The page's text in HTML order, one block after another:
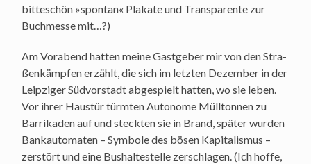
bit­te­schön »spon­tan« Pla­ka­te und Trans­pa­ren­te zur
Buch­mes­se mit…?)
Am Vor­abend hat­ten mei­ne Gast­ge­ber mir von den Stra­
ßen­kämp­fen erzählt, die sich im letz­ten Dezem­ber in der
Leip­zi­ger Süd­vor­stadt abge­spielt hat­ten, wo sie leben.
Vor ihrer Haus­tür türm­ten Auto­no­me Müll­ton­nen zu
Bar­ri­ka­den auf und steck­ten sie in Brand, spä­ter wur­den
Bank­au­to­ma­ten – Sym­bo­le des bösen Kapi­ta­lis­mus –
zer­stört und eine Bus­hal­te­stel­le zer­schla­gen. (Ich hof­fe,